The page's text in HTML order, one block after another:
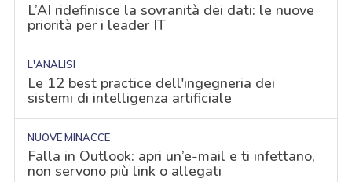
L’AI ridefinisce la sovranità dei dati: le nuove
priorità per i leader IT
L'ANALISI
Le 12 best practice dell'ingegneria dei
sistemi di intelligenza artificiale
NUOVE MINACCE
Falla in Outlook: apri un’e-mail e ti infettano,
non servono più link o allegati